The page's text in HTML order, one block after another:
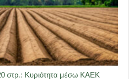
στρ.: Κυριότητα μέσω ΚΑΕΚ